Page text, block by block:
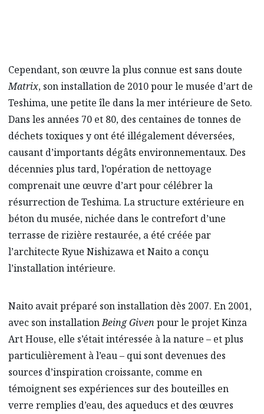
Cependant, son œuvre la plus connue est sans doute
Matrix, son installation de 2010 pour le musée d’art de
Teshima, une petite île dans la mer intérieure de Seto.
Dans les années 70 et 80, des centaines de tonnes de
déchets toxiques y ont été illégalement déversées,
causant d’importants dégâts environnementaux. Des
décennies plus tard, l’opération de nettoyage
comprenait une œuvre d’art pour célébrer la
résurrection de Teshima. La structure extérieure en
béton du musée, nichée dans le contrefort d’une
terrasse de rizière restaurée, a été créée par
l’architecte Ryue Nishizawa et Naito a conçu
l’installation intérieure.
Naito avait préparé son installation dès 2007. En 2001,
avec son installationBeing Given pour le projet Kinza
Art House, elle s’était intéressée à la nature – et plus
particulièrement à l’eau – qui sont devenues des
sources d’inspiration croissante, comme en
témoignent ses expériences sur des bouteilles en
verre remplies d’eau, des aqueducs et des œuvres